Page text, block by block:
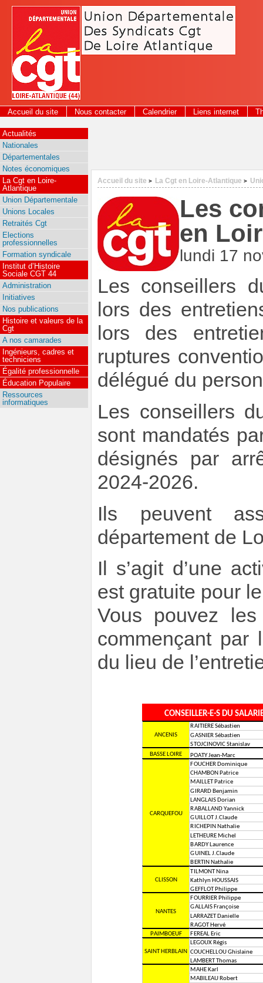
Panneau de gestion des cookies
Accueil du site Nous contacter Calendrier Liens internet
2026
Accueil du site > La Cgt en Loire-Atlantique >
Les
en
lundi 17
Les conseillers
lors des
lors des
ruptures
délégué du
Les conseillers
sont mandatés
désignés par
2024-2026.
Ils peuvent
département de
Il s’agit d’une
est gratuite pour
Vous pouvez
commençant par
du lieu de
Actualités
Nationales
Départementales
Notes économiques
La Cgt en Loire-
Atlantique
Union Départementale
Unions Locales
Retraités Cgt
Elections
professionnelles
Formation syndicale
Institut d’Histoire
Sociale CGT 44
Administration
Initiatives
Nos publications
Histoire et valeurs de la
Cgt
A nos camarades
Ingénieurs, cadres et
techniciens
Égalité professionnelle
Éducation Populaire
Ressources
informatiques